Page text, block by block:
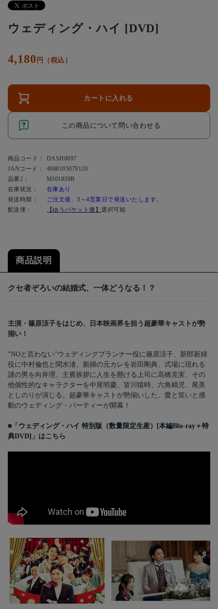
ウェディング・ハイ [DVD]
4,180 円（税込）
カートに入れる
この商品について問い合わせる
商品コード：
DASH0097
JANコード：
4988105079120
品番2：
MJ01839B
在庫状況：
在庫あり
発送時期：
ご注文後、3～4営業日で発送いたします。
配送便：
【ゆうパケット便】選択可能
商品説明
クセ者ぞろいの結婚式、一体どうなる！？
主演・篠原涼子をはじめ、日本映画界を担う超豪華キャストが勢
揃い！
”NOと言わない”ウェディングプランナー役に篠原涼子、新郎新婦
役に中村倫也と関水渚、新婦の元カレを岩田剛典、式場に現れる
謎の男を向井理、主賓挨拶に人生を懸ける上司に高橋克実、その
他個性的なキャラクターを中尾明慶、皆川猿時、六角精児、尾美
としのりが演じる。超豪華キャストが勢揃いした、愛と笑いと感
動のウェディング・パーティーが開幕！
■「 ウェディング・ハイ 特別版（数量限定生産）[本編Blu-ray＋特
典DVD] 」はこちら